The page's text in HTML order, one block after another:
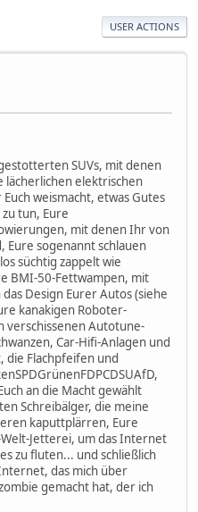
USER ACTIONS
SUVs, mit denen
lächerlichen elektrischen
weismacht, etwas Gutes
tun, Eure
mit denen Ihr von
Eure sogenannt schlauen
süchtig zappelt wie
BMI-50-Fettwampen, mit
Design Eurer Autos (siehe
kanakigen Roboter-
verschissenen Autotune-
Car-Hifi-Anlagen und
die Flachpfeifen und
an die Macht gewählt
Schreibälger, die meine
kaputtplärren, Eure
Jetterei, um das Internet
zu fluten... und schließlich
das mich über
gemacht hat, der ich